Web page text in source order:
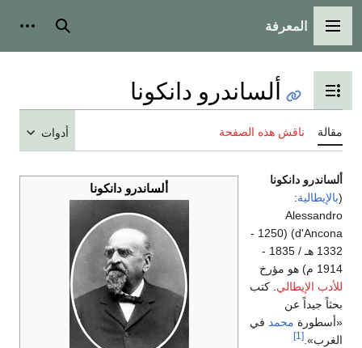
القائمة الرئيسية
المعرفة بحث
تبديل عرض جدول المحتويات
ألساندرو دانكونا
مقالة ناقش هذه الصفحة أدوات
ألساندرو دانكونا
ألساندرو دانكونا
(بالإيطالية:
Alessandro
d'Ancona
) (1250 -
1332 ه‍ـ / 1835 -
1914 م) هو مؤرخ
للأدب الإيطالي . كتب
بحثاً جيداً عن
«أسطورة محمد في
الغرب». [1]